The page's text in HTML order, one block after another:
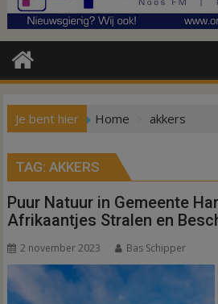
Je bent hier Home akkers
TAG:AKKERS
Puur Natuur in Gemeente
Afrikaantjes Stralen en
2 november 2023 Bas Schipper